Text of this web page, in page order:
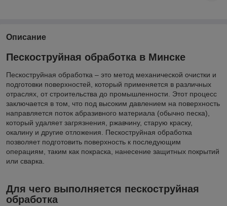
Описание
Пескоструйная обработка в Минске
Пескоструйная обработка – это метод механической очистки и
подготовки поверхностей, который применяется в различных
отраслях, от строительства до промышленности. Этот процесс
заключается в том, что под высоким давлением на поверхность
направляется поток абразивного материала (обычно песка),
который удаляет загрязнения, ржавчину, старую краску,
окалину и другие отложения. Пескоструйная обработка
позволяет подготовить поверхность к последующим
операциям, таким как покраска, нанесение защитных покрытий
или сварка.
Для чего выполняется пескоструйная
обработка